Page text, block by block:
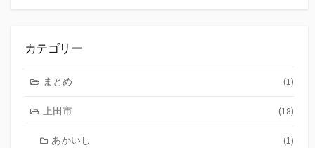
カテゴリー
まとめ (1)
上田市 (18)
あかいし (1)